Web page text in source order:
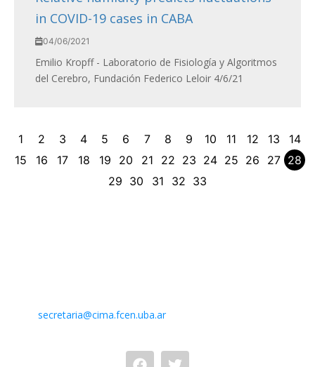
in COVID-19 cases in CABA
04/06/2021
Emilio Kropff - Laboratorio de Fisiología y Algoritmos
del Cerebro, Fundación Federico Leloir 4/6/21
1 2 3 4 5 6 7 8 9 10 11 12 13
14
15
16 17 18 19 20 21 22 23 24 25 26 27 28
29 30 31 32 33
secretaria@cima.fcen.uba.ar